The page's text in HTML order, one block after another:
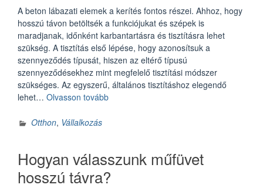
A beton lábazati elemek a kerítés fontos részei. Ahhoz, hogy
hosszú távon betöltsék a funkciójukat és szépek is
maradjanak, időnként karbantartásra és tisztításra lehet
szükség. A tisztítás első lépése, hogy azonosítsuk a
szennyeződés típusát, hiszen az eltérő típusú
szennyeződésekhez mint megfelelő tisztítási módszer
szükséges. Az egyszerű, általános tisztításhoz elegendő
lehet… Olvasson tovább„A
és
tisztítása”
Otthon, Vállalkozás
Hogyan válasszunk műfüvet
hosszú távra?